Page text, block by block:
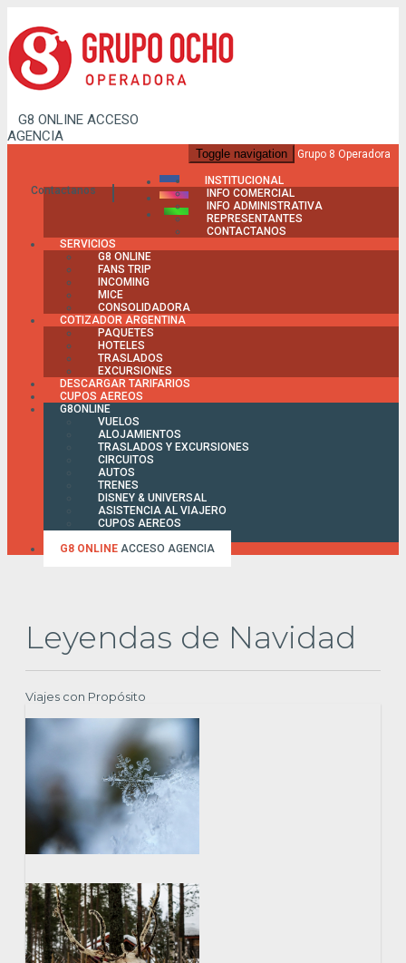
G8 ONLINE ACCESO
AGENCIA
Contactanos
Toggle navigation Grupo 8 Operadora
INSTITUCIONAL
INFO COMERCIAL
INFO ADMINISTRATIVA
REPRESENTANTES
CONTACTANOS
SERVICIOS
G8 ONLINE
FANS TRIP
INCOMING
MICE
CONSOLIDADORA
COTIZADOR ARGENTINA
PAQUETES
HOTELES
TRASLADOS
EXCURSIONES
DESCARGAR TARIFARIOS
CUPOS AEREOS
G8ONLINE
VUELOS
ALOJAMIENTOS
TRASLADOS Y EXCURSIONES
CIRCUITOS
AUTOS
TRENES
DISNEY & UNIVERSAL
ASISTENCIA AL VIAJERO
CUPOS AEREOS
G8 ONLINE ACCESO AGENCIA
Leyendas de Navidad
Viajes con Propósito